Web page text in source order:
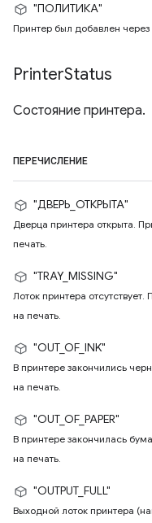
"ПОЛИТИКА"
Принтер был добавлен через
PrinterStatus
Состояние принтера.
ПЕРЕЧИСЛЕНИЕ
"ДВЕРЬ_ОТКРЫТА"
Дверца принтера открыта.
печать.
"TRAY_MISSING"
Лоток принтера
на печать.
"OUT_OF_INK"
В принтере закончились
на печать.
"OUT_OF_PAPER"
В принтере закончилась
на печать.
"OUTPUT_FULL"
Выходной лоток принтера